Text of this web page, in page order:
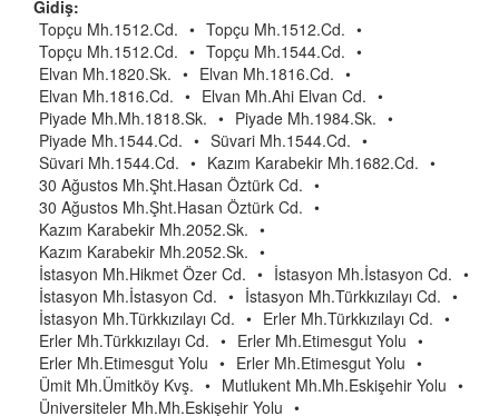
Gidiş:
Topçu Mh.1512.Cd. • Topçu Mh.1512.Cd. •
Topçu Mh.1512.Cd. • Topçu Mh.1544.Cd. •
Elvan Mh.1820.Sk. • Elvan Mh.1816.Cd. •
Elvan Mh.1816.Cd. • Elvan Mh.Ahi Elvan Cd. •
Piyade Mh.Mh.1818.Sk. • Piyade Mh.1984.Sk. •
Piyade Mh.1544.Cd. • Süvari Mh.1544.Cd. •
Süvari Mh.1544.Cd. • Kazım Karabekir Mh.1682.Cd. •
30 Ağustos Mh.Şht.Hasan Öztürk Cd. •
30 Ağustos Mh.Şht.Hasan Öztürk Cd. •
Kazım Karabekir Mh.2052.Sk. •
Kazım Karabekir Mh.2052.Sk. •
İstasyon Mh.Hikmet Özer Cd. • İstasyon Mh.İstasyon Cd. •
İstasyon Mh.İstasyon Cd. • İstasyon Mh.Türkkızılayı Cd. •
İstasyon Mh.Türkkızılayı Cd. • Erler Mh.Türkkızılayı Cd. •
Erler Mh.Türkkızılayı Cd. • Erler Mh.Etimesgut Yolu •
Erler Mh.Etimesgut Yolu • Erler Mh.Etimesgut Yolu •
Ümit Mh.Ümitköy Kvş. • Mutlukent Mh.Mh.Eskişehir Yolu •
Üniversiteler Mh.Mh.Eskişehir Yolu •